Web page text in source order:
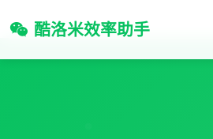
酷洛米效率助手